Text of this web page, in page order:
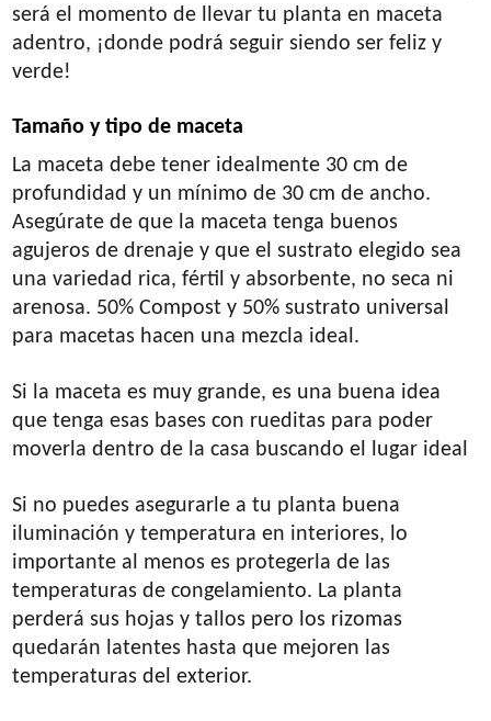
será el momento de llevar tu planta en maceta
adentro, ¡donde podrá seguir siendo ser feliz y
verde!
Tamaño y tipo de maceta
La maceta debe tener idealmente 30 cm de
profundidad y un mínimo de 30 cm de ancho.
Asegúrate de que la maceta tenga buenos
agujeros de drenaje y que el sustrato elegido sea
una variedad rica, fértil y absorbente, no seca ni
arenosa. 50% Compost y 50% sustrato universal
para macetas hacen una mezcla ideal.
Si la maceta es muy grande, es una buena idea
que tenga esas bases con rueditas para poder
moverla dentro de la casa buscando el lugar ideal
Si no puedes asegurarle a tu planta buena
iluminación y temperatura en interiores, lo
importante al menos es protegerla de las
temperaturas de congelamiento. La planta
perderá sus hojas y tallos pero los rizomas
quedarán latentes hasta que mejoren las
temperaturas del exterior.